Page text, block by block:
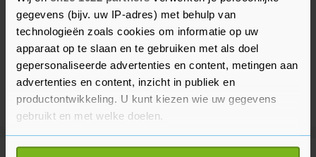
gegevens (bijv. uw IP-adres) met behulp van
technologieën zoals cookies om informatie op uw
apparaat op te slaan en te gebruiken met als doel
gepersonaliseerde advertenties en content, metingen aan
advertenties en content, inzicht in publiek en
productontwikkeling. U kunt kiezen wie uw gegevens
gebruikt en met welke doelen.
Als u het toestaat, willen we ook graag: